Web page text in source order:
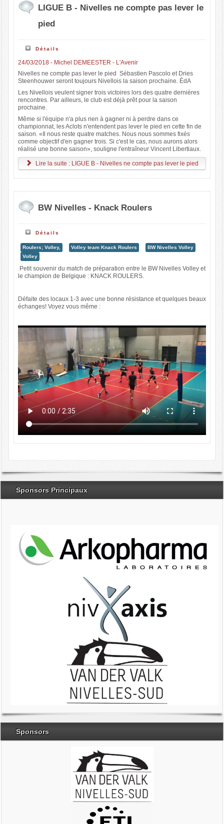
LIGUE B - Nivelles ne compte pas lever le
pied
Détails
24/03/2018 - Michel DEMEESTER - L'Avenir
Nivelles ne compte pas lever le pied Sébastien Pascolo et Dries
Steenhouwer seront toujours Nivellois la saison prochaine. ÉdA
Les Nivellois veulent signer trois victoires lors des quatre dernières
rencontres. Par ailleurs, le club est déjà prêt pour la saison
prochaine.
Même si l'équipe n'a plus rien à gagner ni à perdre dans ce
championnat, les Aclots n'entendent pas lever le pied en cette fin de
saison. «Il nous reste quatre matches. Nous nous sommes fixés
comme objectif d'en gagner trois. Si c'est le cas, nous aurons alors
réalisé une bonne saison», souligne l'entraîneur Vincent Libertiaux.
Lire la suite : LIGUE B - Nivelles ne compte pas lever le pied
BW Nivelles - Knack Roulers
Détails
Roulers; Volley, Volley team Knack Roulers
BW Nivelles Volley
Volley
Petit souvenir du match de préparation entre le BW Nivelles Volley et
le champion de Belgique : KNACK ROULERS.
Défaite des locaux 1-3 avec une bonne résistance et quelques beaux
échanges! Voyez vous même :
Sponsors Principaux
Sponsors